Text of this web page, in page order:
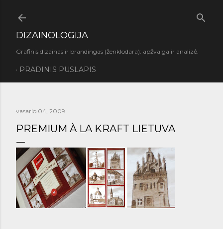
DIZAINOLOGIJA
Grafinis dizainas ir brandingas (ženklodara): apžvalga ir analizė.
PRADINIS PUSLAPIS
vasario 04, 2009
PREMIUM À LA KRAFT LIETUVA